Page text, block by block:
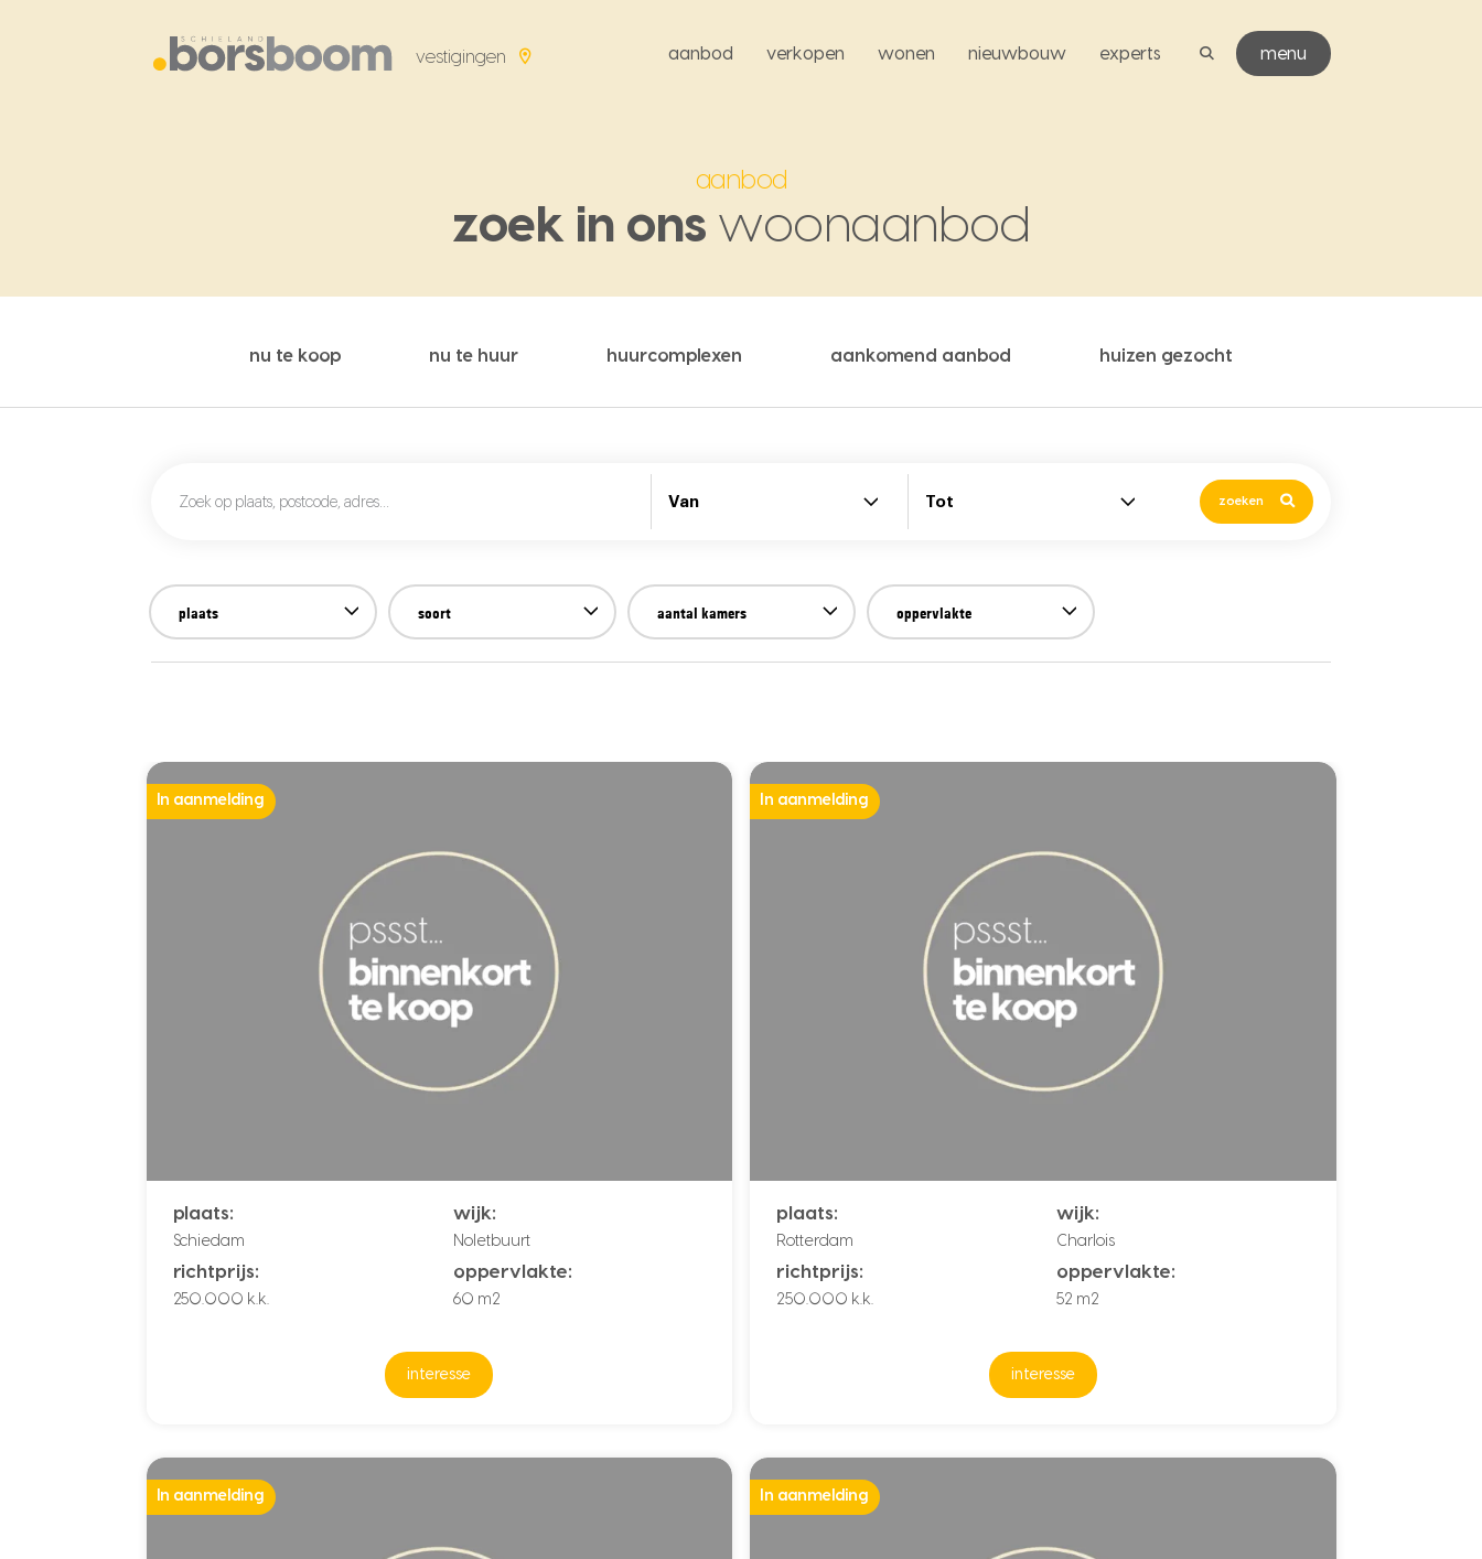
vestigingen aanbod verkopen wonen nieuwbouw experts menu
aanbod
zoek in ons woonaanbod
nu te koop nu te huur huurcomplexen aankomend aanbod huizen gezocht
Van Tot zoeken
plaats soort aantal kamers oppervlakte
In aanmelding
plaats:
Schiedam
wijk:
Noletbuurt
richtprijs:
250.000 k.k.
oppervlakte:
60 m2
interesse
In aanmelding
plaats:
Rotterdam
wijk:
Charlois
richtprijs:
250.000 k.k.
oppervlakte:
52 m2
interesse
In aanmelding In aanmelding